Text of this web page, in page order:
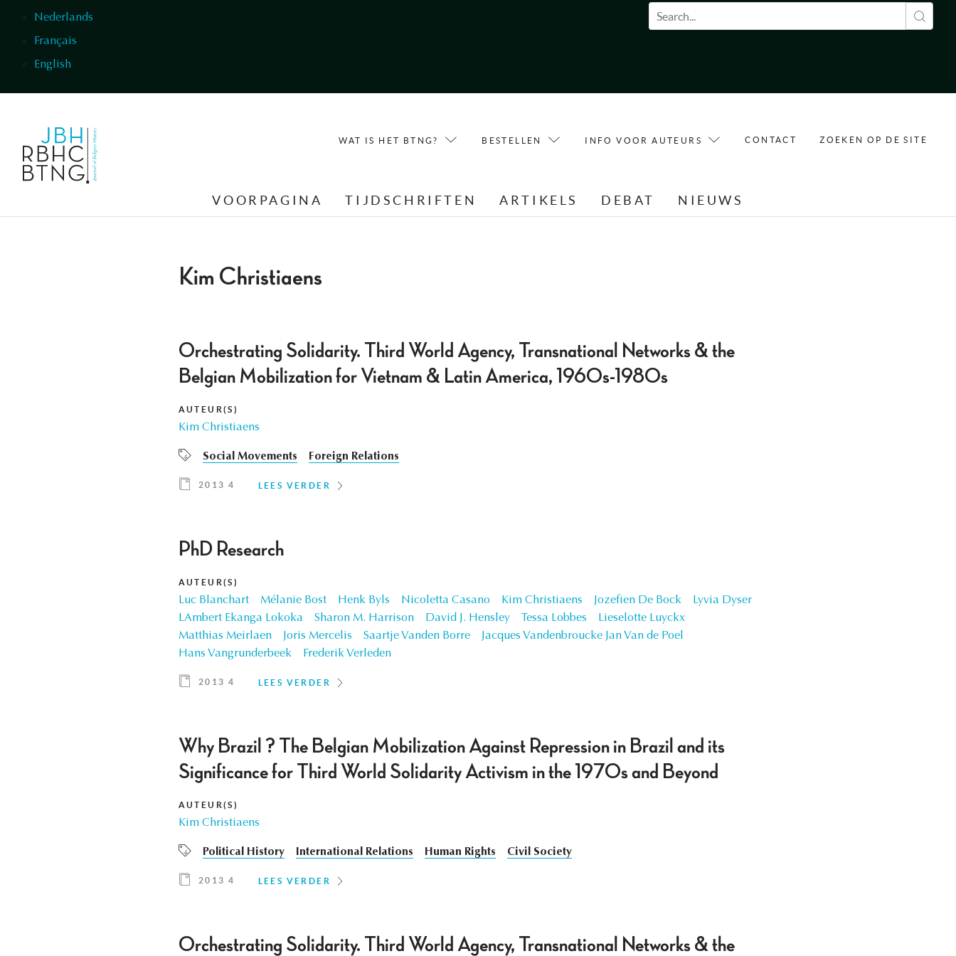
Nederlands
Français
English
Zoekveld
WAT IS HET BTNG? BESTELLEN INFO VOOR AUTEURS CONTACT ZOEKEN OP DE SITE
VOORPAGINA TIJDSCHRIFTEN ARTIKELS DEBAT NIEUWS
Kim Christiaens
Orchestrating Solidarity. Third World Agency, Transnational Networks & the
Belgian Mobilization for Vietnam & Latin America, 1960s-1980s
AUTEUR(S)
Kim Christiaens
Social Movements Foreign Relations
2013 4 LEES VERDER
PhD Research
AUTEUR(S)
Luc Blanchart Mélanie Bost Henk Byls Nicoletta Casano Kim Christiaens Jozefien De Bock
Lyvia Dyser
LAmbert Ekanga Lokoka
Sharon M. Harrison David J. Hensley Tessa Lobbes
Lieselotte Luyckx
Matthias Meirlaen
Joris Mercelis Saartje Vanden Borre
Jacques Vandenbroucke Jan Van de Poel
Hans Vangrunderbeek
Frederik Verleden
2013 4 LEES VERDER
Why Brazil ? The Belgian Mobilization Against Repression in Brazil and its
Significance for Third World Solidarity Activism in the 1970s and Beyond
AUTEUR(S)
Kim Christiaens
Political History International Relations Human Rights Civil Society
2013 4 LEES VERDER
Orchestrating Solidarity. Third World Agency, Transnational Networks & the